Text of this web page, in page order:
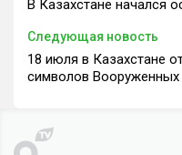
В Казахстане начался
Следующая новость
18 июля в Казахстане
символов Вооруженных